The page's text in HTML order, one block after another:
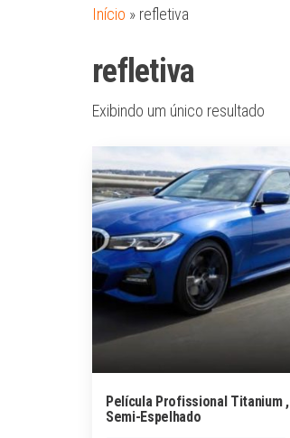
Início » refletiva
refletiva
Exibindo um único resultado
Película Profissional Titanium ,
Semi-Espelhado